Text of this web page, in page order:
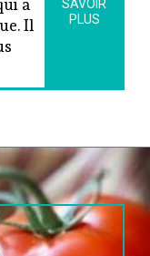
a
Il
SAVOIR
PLUS